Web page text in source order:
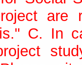
are
C. In